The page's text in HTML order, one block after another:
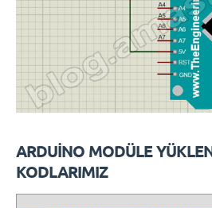
ARDUİNO MODÜLE
KODLARIMIZ